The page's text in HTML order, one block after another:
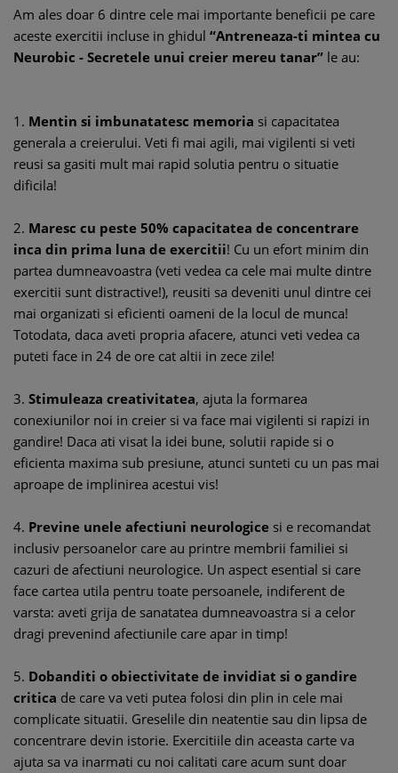
Am ales doar 6 dintre cele mai importante beneficii pe care
aceste exercitii incluse in ghidul “Antreneaza-ti mintea cu
Neurobic - Secretele unui creier mereu tanar” le au:
1. Mentin si imbunatatesc memoria si capacitatea
generala a creierului. Veti fi mai agili, mai vigilenti si veti
reusi sa gasiti mult mai rapid solutia pentru o situatie
dificila!
2. Maresc cu peste 50% capacitatea de concentrare
inca din prima luna de exercitii! Cu un efort minim din
partea dumneavoastra (veti vedea ca cele mai multe dintre
exercitii sunt distractive!), reusiti sa deveniti unul dintre cei
mai organizati si eficienti oameni de la locul de munca!
Totodata, daca aveti propria afacere, atunci veti vedea ca
puteti face in 24 de ore cat altii in zece zile!
3. Stimuleaza creativitatea, ajuta la formarea
conexiunilor noi in creier si va face mai vigilenti si rapizi in
gandire! Daca ati visat la idei bune, solutii rapide si o
eficienta maxima sub presiune, atunci sunteti cu un pas mai
aproape de implinirea acestui vis!
4. Previne unele afectiuni neurologice si e recomandat
inclusiv persoanelor care au printre membrii familiei si
cazuri de afectiuni neurologice. Un aspect esential si care
face cartea utila pentru toate persoanele, indiferent de
varsta: aveti grija de sanatatea dumneavoastra si a celor
dragi prevenind afectiunile care apar in timp!
5. Dobanditi o obiectivitate de invidiat si o gandire
critica de care va veti putea folosi din plin in cele mai
complicate situatii. Greselile din neatentie sau din lipsa de
concentrare devin istorie. Exercitiile din aceasta carte va
ajuta sa va inarmati cu noi calitati care acum sunt doar